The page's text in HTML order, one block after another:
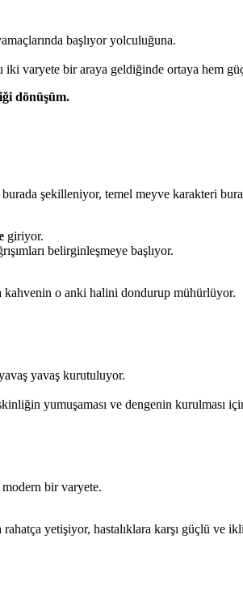
başlıyor yolculuğuna.
varyete bir araya geldiğinde ortaya hem
dönüşüm.
şekilleniyor, temel meyve karakteri
giriyor.
belirginleşmeye başlıyor.
kahvenin o anki halini dondurup mühürlüyor.
yavaş kurutuluyor.
yumuşaması ve dengenin kurulması
bir varyete.
yetişiyor, hastalıklara karşı güçlü